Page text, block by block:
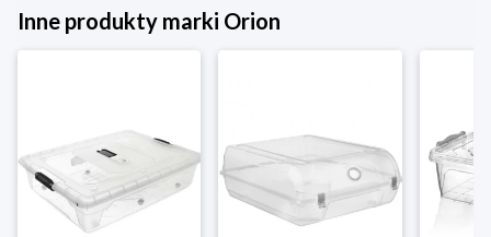
Inne produkty marki Orion